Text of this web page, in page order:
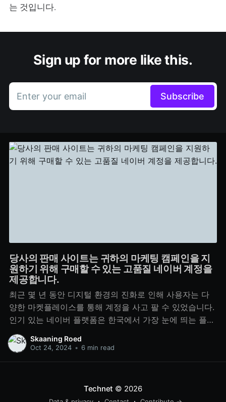
는 것입니다.
Sign up for more like this.
Enter your email Subscribe
당사의 판매 사이트는 귀하의 마케팅 캠페인을 지
원하기 위해 구매할 수 있는 고품질 네이버 계정을
제공합니다.
최근 몇 년 동안 디지털 환경의 진화로 인해 사용자는 다
양한 마켓플레이스를 통해 계정을 사고 팔 수 있었습니다.
인기 있는 네이버 플랫폼은 한국에서 가장 눈에 띄는 플랫
폼 중 하나입니다. 네이버 ID와 계정에 대한 수요가 증가함
에 따라 기존의 규범을 벗어나 운영되는 매력적인 지하 시
Skaaning Roed
Oct 24, 2024 • 6 min read
Technet © 2026